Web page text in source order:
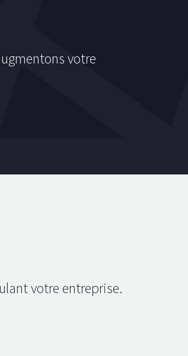
votre
votre entreprise.